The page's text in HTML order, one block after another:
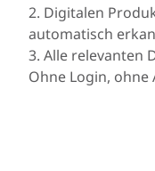
2. Digitalen
automatisch
3. Alle relevanten
Ohne Login, ohne